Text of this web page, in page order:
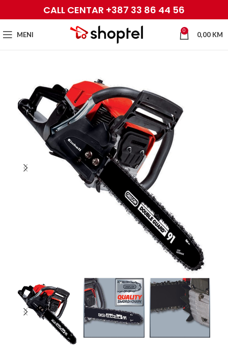
CALL CENTAR +387 33 86 44 56
MENI 0 0,00 KM